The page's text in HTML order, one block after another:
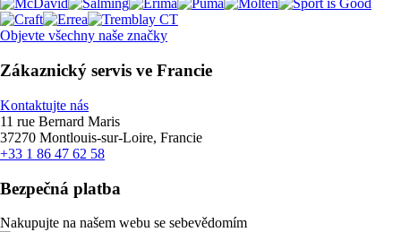
Objevte všechny naše značky
Zákaznický servis ve Francie
Kontaktujte nás
11 rue Bernard Maris
37270 Montlouis-sur-Loire, Francie
+33 1 86 47 62 58
Bezpečná platba
Nakupujte na našem webu se sebevědomím